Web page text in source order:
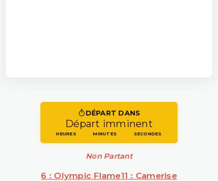
DÉPART DANS
Départ imminent
HEURES MINUTES SECONDES
Non Partant
6 : Olympic Flame11 : Camerise